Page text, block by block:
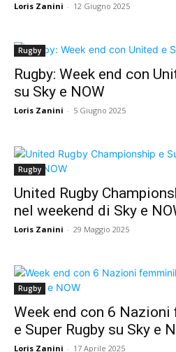
Loris Zanini - 12 Giugno 2025
Rugby
Rugby: Week end con
su Sky e NOW
Loris Zanini - 5 Giugno 2025
Rugby
United Rugby
nel weekend di Sky e
Loris Zanini - 29 Maggio 2025
Rugby
Week end con 6
e Super Rugby su Sky e
Loris Zanini - 17 Aprile 2025